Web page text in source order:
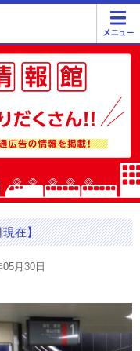
在】
月30日